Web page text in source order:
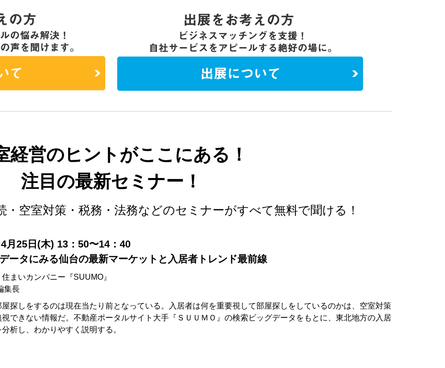
経営のヒントがここにある！
注目の最新セミナー！
・空室対策・税務・法務などのセミナーがすべて無料で聞ける！
4月25日(木) 13：50〜14：40
ータにみる仙台の最新マーケットと入居者トレンド最前線
まいカンパニー『SUUMO』
集長
探しをするのは現在当たり前となっている。入居者は何を重要視して部屋探しをしているのかは、空室対策
できない情報だ。不動産ポータルサイト大手『ＳＵＵＭＯ』の検索ビッグデータをもとに、東北地方の入居
析し、わかりやすく説明する。